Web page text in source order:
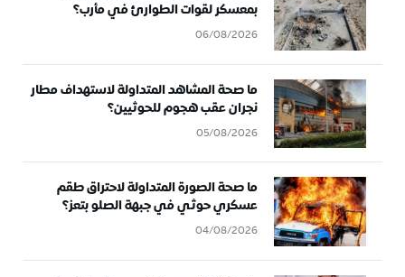
بمعسكر لقوات الطوارئ في مأرب؟
06/08/2026
ما صحة المشاهد المتداولة لاستهداف مطار
نجران عقب هجوم للحوثيين؟
05/08/2026
ما صحة الصورة المتداولة لاحتراق طقم
عسكري حوثي في جبهة الصلو بتعز؟
04/08/2026